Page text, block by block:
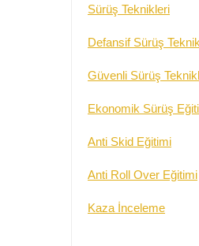
Sürüş Teknikleri
Defansif Sürüş
Güvenli Sürüş
Ekonomik Sürüş
Anti Skid Eğitimi
Anti Roll Over Eğitimi
Kaza İnceleme